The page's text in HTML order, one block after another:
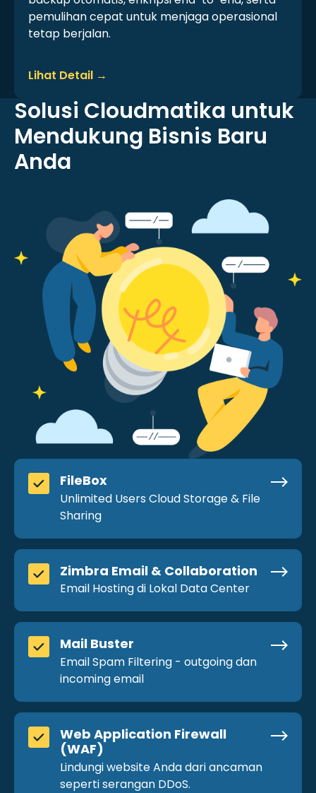
pemulihan cepat untuk menjaga operasional
tetap berjalan.
Lihat Detail →
Solusi Cloudmatika untuk
Mendukung Bisnis Baru
Anda
FileBox
Unlimited Users Cloud Storage & File
Sharing
Zimbra Email & Collaboration
Email Hosting di Lokal Data Center
Mail Buster
Email Spam Filtering - outgoing dan
incoming email
Web Application Firewall
(WAF)
Lindungi website Anda dari ancaman
seperti serangan DDoS.